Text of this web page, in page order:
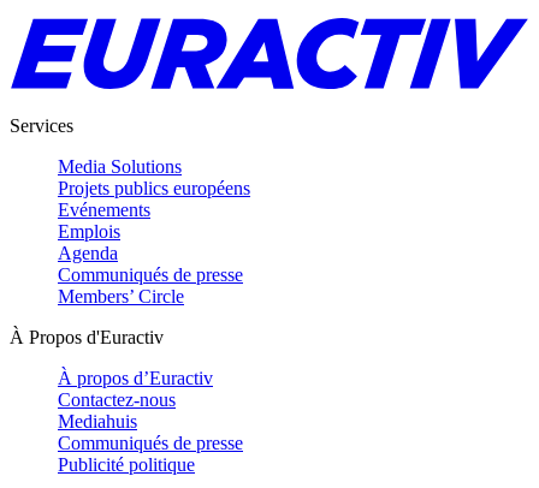
Services
Media Solutions
Projets publics européens
Evénements
Emplois
Agenda
Communiqués de presse
Members’ Circle
À Propos d'Euractiv
À propos d’Euractiv
Contactez-nous
Mediahuis
Communiqués de presse
Publicité politique